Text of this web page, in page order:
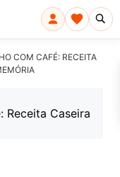
COM CAFÉ: RECEITA